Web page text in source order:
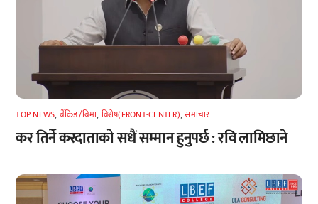
TOP NEWS, बैंकिङ/बिमा, विशेष(FRONT-CENTER),समाचार
कर तिर्ने करदाताको सधैं सम्मान हुनुपर्छ : रवि लामिछाने